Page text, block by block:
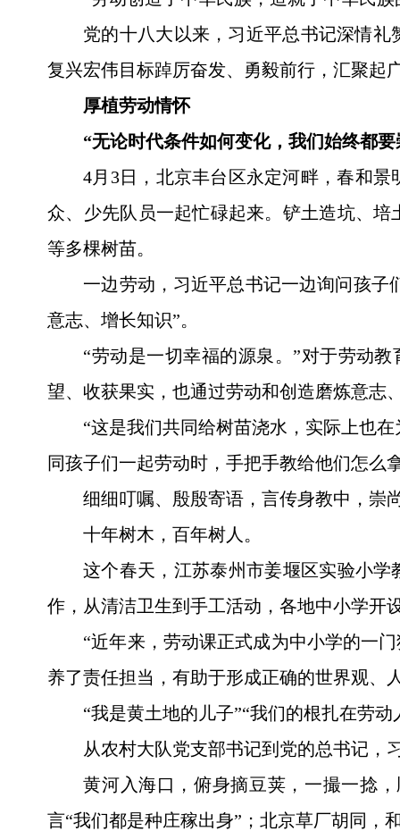
党的十八大以来，习近平总书记深情
复兴宏伟目标踔厉奋发、勇毅前行，汇聚起
厚植劳动情怀
“无论时代条件如何变化，我们始终都
4月3日，北京丰台区永定河畔，春和
众、少先队员一起忙碌起来。铲土造坑、
等多棵树苗。
一边劳动，习近平总书记一边询问孩子
意志、增长知识”。
“劳动是一切幸福的源泉。”对于劳动
望、收获果实，也通过劳动和创造磨炼意志
“这是我们共同给树苗浇水，实际上也
同孩子们一起劳动时，手把手教给他们怎么
细细叮嘱、殷殷寄语，言传身教中，崇
十年树木，百年树人。
这个春天，江苏泰州市姜堰区实验小
作，从清洁卫生到手工活动，各地中小学开
“近年来，劳动课正式成为中小学的一
养了责任担当，有助于形成正确的世界观、
“我是黄土地的儿子”“我们的根扎在劳动
从农村大队党支部书记到党的总书记，
黄河入海口，俯身摘豆荚，一撮一捻
言“我们都是种庄稼出身”；北京草厂胡同